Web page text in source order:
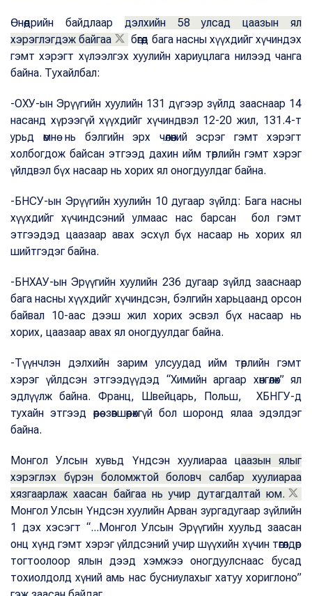
Өнөөдрийн байдлаар дэлхийн 58 улсад цаазын ял
хэрэглэгдэж байгаа
бөгөөд бага насны хүүхдийг хүчиндэх
гэмт хэрэгт хүлээлгэх хуулийн хариуцлага нилээд чанга
байна. Тухайлбал:
-ОХУ-ын Эрүүгийн хуулийн 131 дүгээр зүйлд зааснаар 14
насанд хүрээгүй хүүхдийг хүчиндвэл 12-20 жил, 131.4-т
урьд өмнө нь бэлгийн эрх чөлөөний эсрэг гэмт хэрэгт
холбогдож байсан этгээд дахин ийм төрлийн гэмт хэрэг
үйлдвэл бүх насаар нь хорих ял оногдуулдаг байна.
-БНСУ-ын Эрүүгийн хуулийн 10 дугаар зүйлд: Бага насны
хүүхдийг хүчиндсэний улмаас нас барсан бол гэмт
этгээдэд цаазаар авах эсхүл бүх насаар нь хорих ял
шийтгэдэг байна.
-БНХАУ-ын Эрүүгийн хуулийн 236 дугаар зүйлд зааснаар
бага насны хүүхдийг хүчиндсэн, бэлгийн харьцаанд орсон
байвал 10-аас дээш жил хорих эсвэл бүх насаар нь
хорих, цаазаар авах ял оногдуулдаг байна.
-Түүнчлэн дэлхийн зарим улсуудад ийм төрлийн гэмт
хэрэг үйлдсэн этгээдүүдэд “Химийн аргаар хөнгөлөх” ял
эдлүүлж байна. Франц, Швейцарь, Польш, ХБНГУ-д
тухайн этгээд өөрөө зөвшөөрөхгүй бол шоронд ялаа эдэлдэг
байна.
Монгол Улсын хувьд Үндсэн хуулиараа цаазын ялыг
хэрэглэх бүрэн боломжтой боловч салбар хуулиараа
хязгаарлаж хаасан байгаа нь учир дутагдалтай юм.
Монгол Улсын Үндсэн хуулийн Арван зургадугаар зүйлийн
1 дэх хэсэгт “...Монгол Улсын Эрүүгийн хуульд заасан
онц хүнд гэмт хэрэг үйлдсэний учир шүүхийн хүчин төгөлдөр
тогтоолоор ялын дээд хэмжээ оногдуулснаас бусад
тохиолдолд хүний амь нас бусниулахыг хатуу хориглоно”